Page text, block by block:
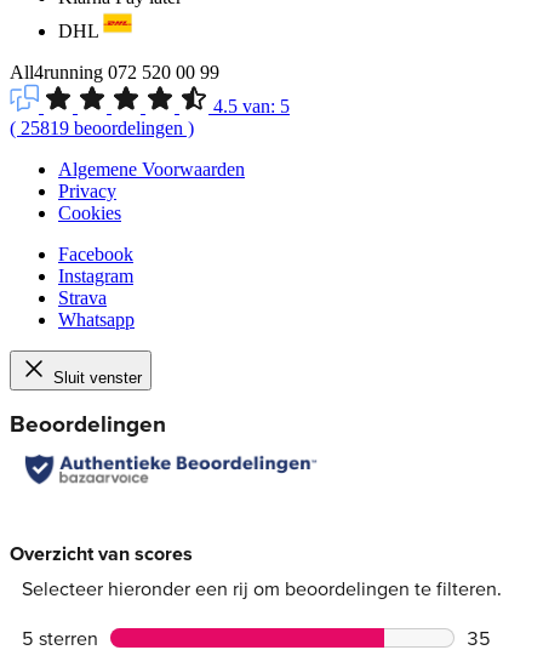
DHL
All4running 072 520 00 99
4.5 van: 5
( 25819 beoordelingen )
Algemene Voorwaarden
Privacy
Cookies
Facebook
Instagram
Strava
Whatsapp
Sluit venster